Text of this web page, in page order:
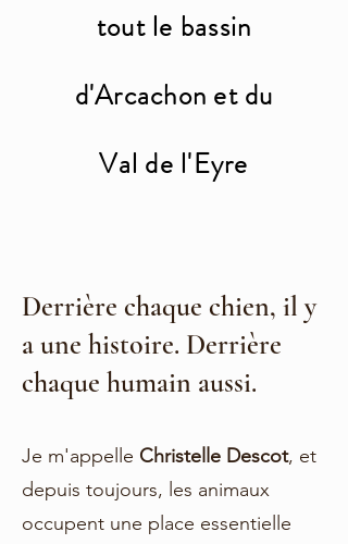
tout le bassin
d'Arcachon et du
Val de l'Eyre
Derrière chaque chien, il y
a une histoire. Derrière
chaque humain aussi.
Je m'appelle Christelle Descot, et
depuis toujours, les animaux
occupent une place essentielle